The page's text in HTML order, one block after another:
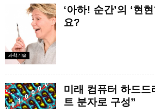
과학기술
‘아하! 순간’의 ‘현
요?
미래 컴퓨터 하드드
트 분자로 구성”